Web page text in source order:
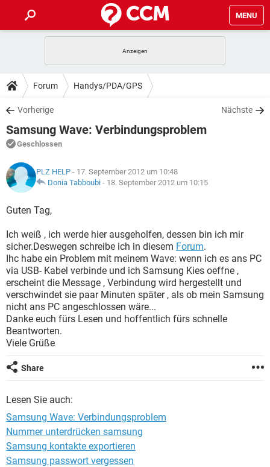
MENU
ANDROID IOS
WINDOWS 10
WHATSAPP TIKTOK
FACEBOOK
TIPPS & TRICKS
SPIELE STREAMING
WINDOWS 10
WHATSAPP
FACEBOOK HARDWARE
DOWNLOADS
SPIELE STREAMING
ANDROID
WINDOWS 10 INSTAGRAM
WHATSAPP
FACEBOOK
FORUM
SPIELE
ANDROID IOS
FACEBOOK HARDWARE
LEXIKON
SPIELE
ANDROID
WINDOWS 10 INSTAGRAM
WHATSAPP TIKTOK
FACEBOOK HARDWARE
Forum Handys/PDA/GPS
Vorherige Nächste
Samsung Wave: Verbindungsproblem
Geschlossen
PLZ HELP - 17. September 2012 um 10:48
Donia Tabboubi - 18. September 2012 um 10:15
Guten Tag,
Ich weiß , ich werde hier ausgeholfen, dessen bin ich mir
sicher.Deswegen schreibe ich in diesem Forum.
Ihc habe ein Problem mit meinem Wave: wenn ich es ans PC
via USB- Kabel verbinde und ich Samsung Kies oeffne ,
erscheint die Message , Verbindung wird hergestellt und
verschwindet sie paar Minuten später , als ob mein Samsung
nicht ans PC angeschlossen wäre...
Danke euch fürs Lesen und hoffentlich fürs schnelle
Beantworten.
Viele Grüße
Share
Lesen Sie auch:
Samsung Wave: Verbindungsproblem
Nummer unterdrücken samsung
Samsung kontakte exportieren
Samsung passwort vergessen